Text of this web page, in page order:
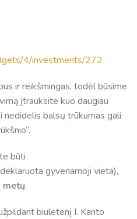
4/investments/272
ir reikšmingas, todėl būsime
įtrauksite kuo daugiau
balsų trūkumas gali
būti
gyvenamoji vieta),
metų.
biuletenį I. Kanto
E. Balsio gimnazijos DI
dirbtinis intelektas
Jūsų klausimą, bet
svetainėje pateiktą
išmanumo - pateiksiu